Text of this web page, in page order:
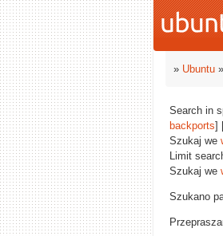
» Ubuntu »
Search in
backports]
Szukaj we
Limit
Szukaj we
Szukano